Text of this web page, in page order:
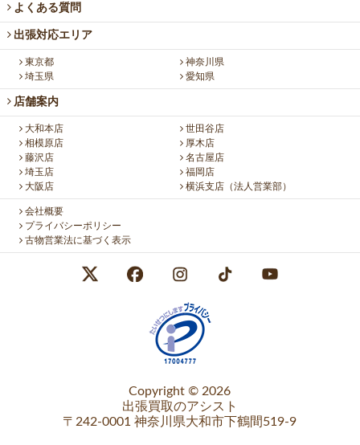
よくある質問
出張対応エリア
東京都
神奈川県
埼玉県
愛知県
店舗案内
大和本店
世田谷店
相模原店
厚木店
藤沢店
名古屋店
埼玉店
福岡店
大阪店
横浜支店（法人営業部）
会社概要
プライバシーポリシー
古物営業法に基づく表示
Copyright © 2026
出張買取のアシスト
〒242-0001 神奈川県大和市下鶴間519-9